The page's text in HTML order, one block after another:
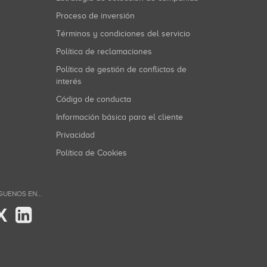
Proceso de inversión
Términos y condiciones del servicio
Política de reclamaciones
Política de gestión de conflictos de
interés
Código de conducta
Información básica para el cliente
Privacidad
Política de Cookies
EN...